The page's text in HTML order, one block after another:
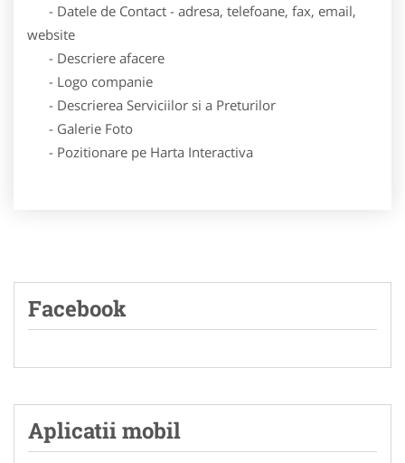
- Datele de Contact - adresa, telefoane, fax, email,
website
- Descriere afacere
- Logo companie
- Descrierea Serviciilor si a Preturilor
- Galerie Foto
- Pozitionare pe Harta Interactiva
Facebook
Aplicatii mobil